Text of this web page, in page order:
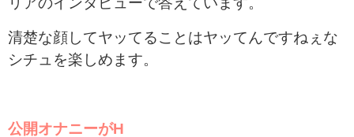
清楚な顔してヤッてることはヤッてんですねぇな
シチュを楽しめます。
公開オナニーがH